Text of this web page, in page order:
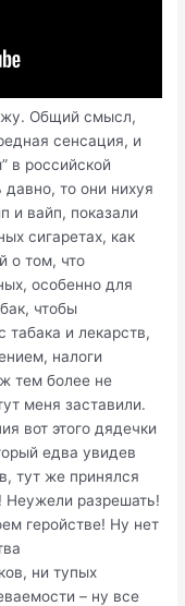
Общий смысл,
сенсация, и
в российской
то они нихуя
и вайп, показали
сигаретах, как
о том, что
особенно для
чтобы
табака и лекарств,
налоги
тем более не
меня заставили.
вот этого дядечки
едва увидев
тут же принялся
Неужели разрешать!
геройстве! Ну нет
ни тупых
– ну все